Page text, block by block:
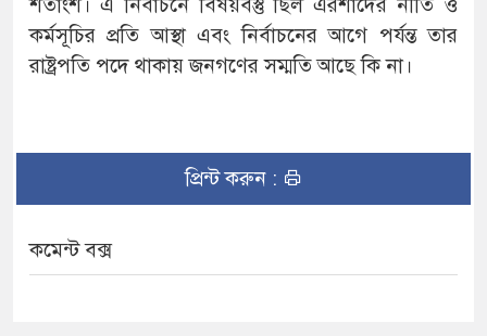
শতাংশ। এ নির্বাচনে বিষয়বস্তু ছিল এরশাদের নীতি ও
কর্মসূচির প্রতি আস্থা এবং নির্বাচনের আগে পর্যন্ত তার
রাষ্ট্রপতি পদে থাকায় জনগণের সম্মতি আছে কি না।
প্রিন্ট করুন :
কমেন্ট বক্স